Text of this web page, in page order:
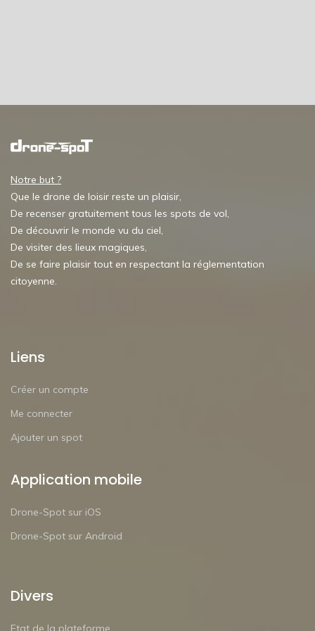
Notre but ?
Que le drone de loisir reste un plaisir,
De recenser gratuitement tous les spots de vol,
De découvrir le monde vu du ciel,
De visiter des lieux magiques,
De se faire plaisir tout en respectant la réglementation
citoyenne.
Liens
Créer un compte
Me connecter
Ajouter un spot
Application mobile
Drone-Spot sur iOS
Drone-Spot sur Android
Divers
Etat de la plateforme